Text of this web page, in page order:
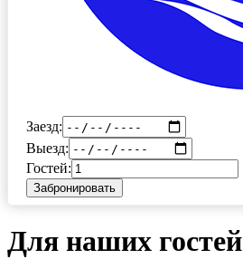
Заезд:
Выезд:
Гостей:
Забронировать
Для наших гостей